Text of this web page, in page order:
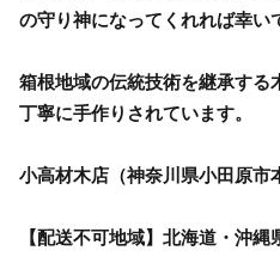
の守り神になってくれれば幸い
箱根地域の伝統技術を継承する
丁寧に手作りされています。
小高材木店（神奈川県小田原市
【配送不可地域】北海道・沖縄